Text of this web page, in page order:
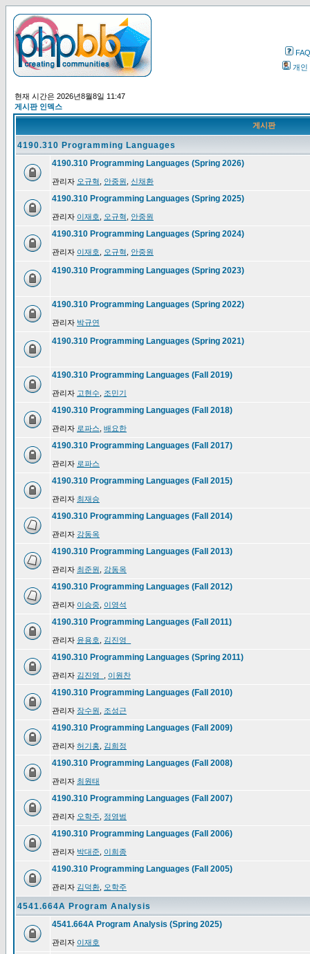
FAQ
개인
현재 시간은 2026년8월8일 11:47
게시판 인덱스
게시판
4190.310 Programming Languages
4190.310 Programming Languages (Spring 2026)
관리자 오규혁 안중원 신채환
4190.310 Programming Languages (Spring 2025)
관리자 이재호 오규혁 안중원
4190.310 Programming Languages (Spring 2024)
관리자 이재호 오규혁 안중원
4190.310 Programming Languages (Spring 2023)
4190.310 Programming Languages (Spring 2022)
관리자 박규연
4190.310 Programming Languages (Spring 2021)
4190.310 Programming Languages (Fall 2019)
관리자 고현수 조민기
4190.310 Programming Languages (Fall 2018)
관리자 로파스 배요한
4190.310 Programming Languages (Fall 2017)
관리자 로파스
4190.310 Programming Languages (Fall 2015)
관리자 최재승
4190.310 Programming Languages (Fall 2014)
관리자 강동옥
4190.310 Programming Languages (Fall 2013)
관리자 최준원 강동옥
4190.310 Programming Languages (Fall 2012)
관리자 이승중 이영석
4190.310 Programming Languages (Fall 2011)
관리자 윤용호 김진영_
4190.310 Programming Languages (Spring 2011)
관리자 김진영_ 이원찬
4190.310 Programming Languages (Fall 2010)
관리자 장수원 조성근
4190.310 Programming Languages (Fall 2009)
관리자 허기홍 김희정
4190.310 Programming Languages (Fall 2008)
관리자 최원태
4190.310 Programming Languages (Fall 2007)
관리자 오학주 정영범
4190.310 Programming Languages (Fall 2006)
관리자 박대준 이희종
4190.310 Programming Languages (Fall 2005)
관리자 김덕환 오학주
4541.664A Program Analysis
4541.664A Program Analysis (Spring 2025)
관리자 이재호